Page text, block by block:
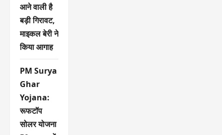
आने वाली है
बड़ी गिरावट,
माइकल बेरी ने
किया आगाह
PM Surya
Ghar
Yojana:
रूफटॉप
सोलर योजना